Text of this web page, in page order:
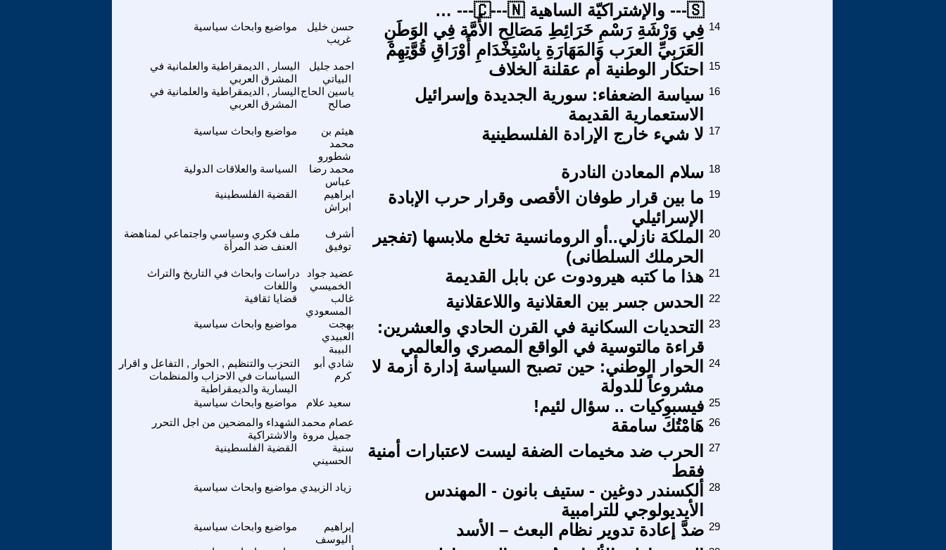
🇸--- والإشتراكيّة الساهية 🇨---🇳--- …
مواضيع وابحاث سياسية
حسن خليل
غريب
فِي وَرْشَةِ رَسْمِ خَرَائِطِ مَصَالِحِ الأُمَّة فِي الوَطَنِ
العَرَبِيِّ العرَب وَالمَهَارَةِ بِاسْتِخْدَامِ أَوْرَاقِ قُوَّتِهِمْ
14
اليسار , الديمقراطية والعلمانية في
المشرق العربي
احمد جليل
البياتي
احتكار الوطنية أم عقلنة الخلاف 15
اليسار , الديمقراطية والعلمانية في
المشرق العربي
ياسين الحاج
صالح
سياسة الضعفاء: سورية الجديدة وإسرائيل
الاستعمارية القديمة
16
مواضيع وابحاث سياسية
هيثم بن
محمد
شطورو
لا شيء خارج الإرادة الفلسطينية 17
السياسة والعلاقات الدولية
محمد رضا
عباس
سلام المعادن النادرة 18
القضية الفلسطينية
ابراهيم
ابراش
ما بين قرار طوفان الأقصى وقرار حرب الإبادة
الإسرائيلي
19
ملف فكري وسياسي واجتماعي لمناهضة
العنف ضد المرأة
أشرف
توفيق
الملكة نازلي..أو الرومانسية تخلع ملابسها (تفجير
الحرملك السلطانى)
20
دراسات وابحاث في التاريخ والتراث
واللغات
عضيد جواد
الخميسي
هذا ما كتبه هيرودوت عن بابل القديمة 21
قضايا ثقافية
غالب
المسعودي
الحدس جسر بين العقلانية واللاعقلانية 22
مواضيع وابحاث سياسية
بهجت
العبيدي
البيبة
التحديات السكانية في القرن الحادي والعشرين:
قراءة مالتوسية في الواقع المصري والعالمي
23
التحزب والتنظيم , الحوار , التفاعل و اقرار
السياسات في الاحزاب والمنظمات
اليسارية والديمقراطية
شادي أبو
كرم
الحوار الوطني: حين تصبح السياسة إدارة أزمة لا
مشروعاً للدولة
24
مواضيع وابحاث سياسية سعيد علام فيسبوكيات .. سؤال لئيم! 25
الشهداء والمضحين من اجل التحرر
والاشتراكية
عصام محمد
جميل مروة
هَامْتُكَ سامقة 26
القضية الفلسطينية
سنية
الحسيني
الحرب ضد مخيمات الضفة ليست لاعتبارات أمنية
فقط
27
مواضيع وابحاث سياسية زياد الزبيدي
ألكسندر دوغين - ستيف بانون - المهندس
الأيديولوجي للترامبية
28
مواضيع وابحاث سياسية
إبراهيم
اليوسف
ضدَّ إعادة تدوير نظام البعث – الأسد 29